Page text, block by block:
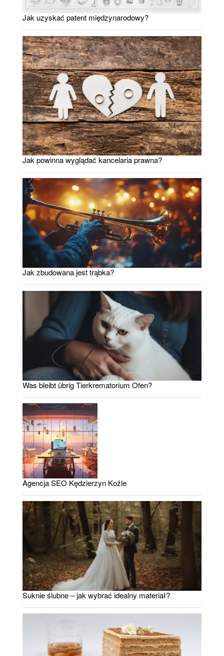
Jak uzyskać patent międzynarodowy?
Jak powinna wyglądać kancelaria prawna?
Jak zbudowana jest trąbka?
Was bleibt übrig Tierkrematorium Ofen?
Agencja SEO Kędzierzyn Koźle
Suknie ślubne – jak wybrać idealny materiał?